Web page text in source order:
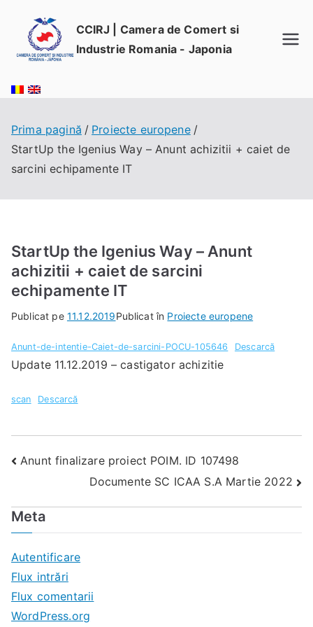
conținut
CCIRJ | Camera de Comert si
Industrie Romania - Japonia
Prima pagină
Proiecte europene
StartUp the Igenius Way – Anunt achizitii + caiet de
sarcini echipamente IT
StartUp the Igenius Way – Anunt
achizitii + caiet de sarcini
echipamente IT
Publicat pe 11.12.2019Publicat în Proiecte europene
Anunt-de-intentie-Caiet-de-sarcini-POCU-105646 Descarcă
Update 11.12.2019 – castigator achizitie
scan Descarcă
Navigare
Anunt finalizare proiect POIM. ID 107498
Documente SC ICAA S.A Martie 2022
Meta
Autentificare
Flux intrări
Flux comentarii
WordPress.org